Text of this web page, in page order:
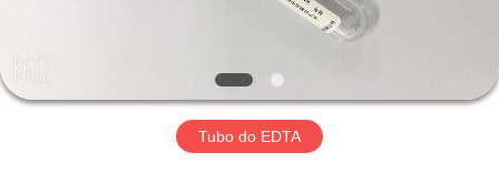
QUALIDADE
CONTACTE-
Tubo do EDTA